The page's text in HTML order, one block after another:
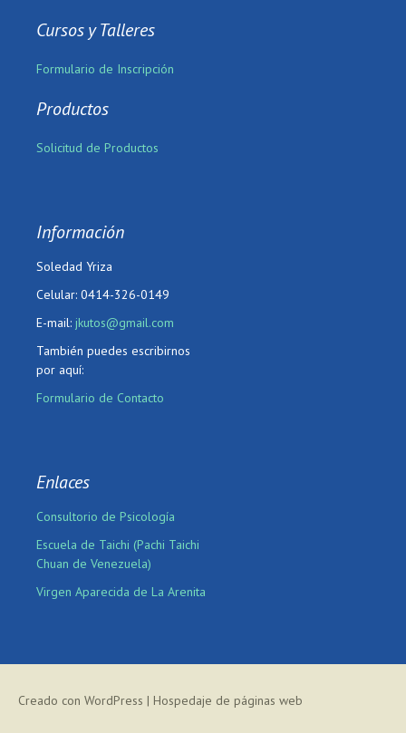
Cursos y Talleres
Formulario de Inscripción
Productos
Solicitud de Productos
Información
Soledad Yriza
Celular: 0414-326-0149
E-mail: jkutos@gmail.com
También puedes escribirnos
por aquí:
Formulario de Contacto
Enlaces
Consultorio de Psicología
Escuela de Taichi (Pachi Taichi
Chuan de Venezuela)
Virgen Aparecida de La Arenita
Creado con WordPress | Hospedaje de páginas web